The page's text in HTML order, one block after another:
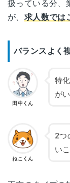
扱っている分、
が、 求人数では
バランスよく
田中くん
特
が
ねこくん
2つ
い